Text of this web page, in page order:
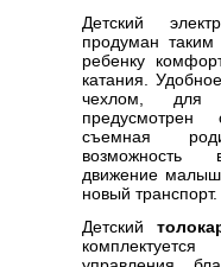
Детский
продуман
ребенку
катания.
чехлом, для
съемная
возможность
движение
новый транспорт.
Детский